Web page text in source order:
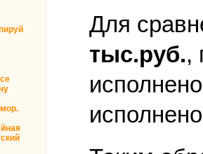
Для
тыс.руб.,